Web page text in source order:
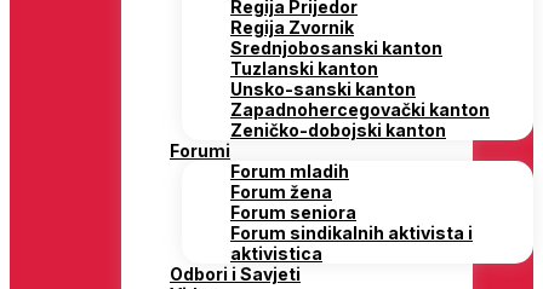
Regija Prijedor
Regija Zvornik
Srednjobosanski kanton
Tuzlanski kanton
Unsko-sanski kanton
Zapadnohercegovački kanton
Zeničko-dobojski kanton
Forumi
Forum mladih
Forum žena
Forum seniora
Forum sindikalnih aktivista i
aktivistica
Odbori i Savjeti